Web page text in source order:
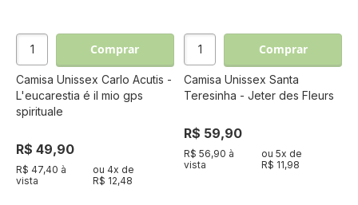
Comprar
Camisa Unissex Carlo Acutis -
L'eucarestia é il mio gps
spirituale
R$ 49,90
R$ 47,40 à
vista
ou 4x de
R$ 12,48
Comprar
Camisa Unissex Santa
Teresinha - Jeter des Fleurs
R$ 59,90
R$ 56,90 à
vista
ou5x de
R$ 11,98